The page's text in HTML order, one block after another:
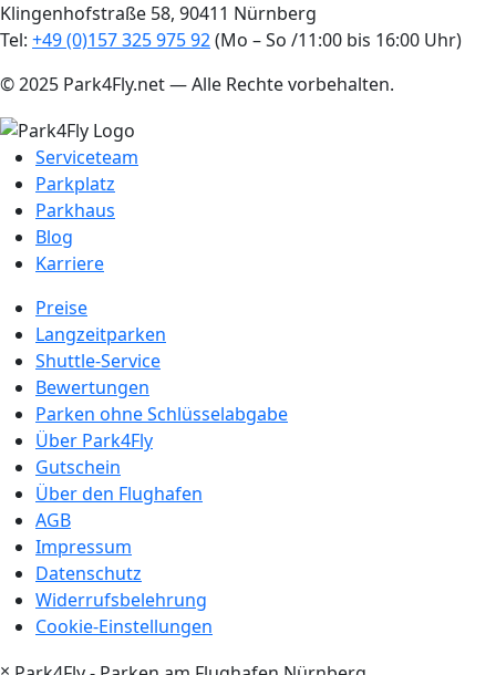
Klingenhofstraße 58, 90411 Nürnberg
Tel: +49 (0)157 325 975 92(Mo – So /11:00 bis 16:00 Uhr)
© 2025 Park4Fly.net — Alle Rechte vorbehalten.
Serviceteam
Parkplatz
Parkhaus
Blog
Karriere
Preise
Langzeitparken
Shuttle-Service
Bewertungen
Parken ohne Schlüsselabgabe
Über Park4Fly
Gutschein
Über den Flughafen
AGB
Impressum
Datenschutz
Widerrufsbelehrung
Cookie-Einstellungen